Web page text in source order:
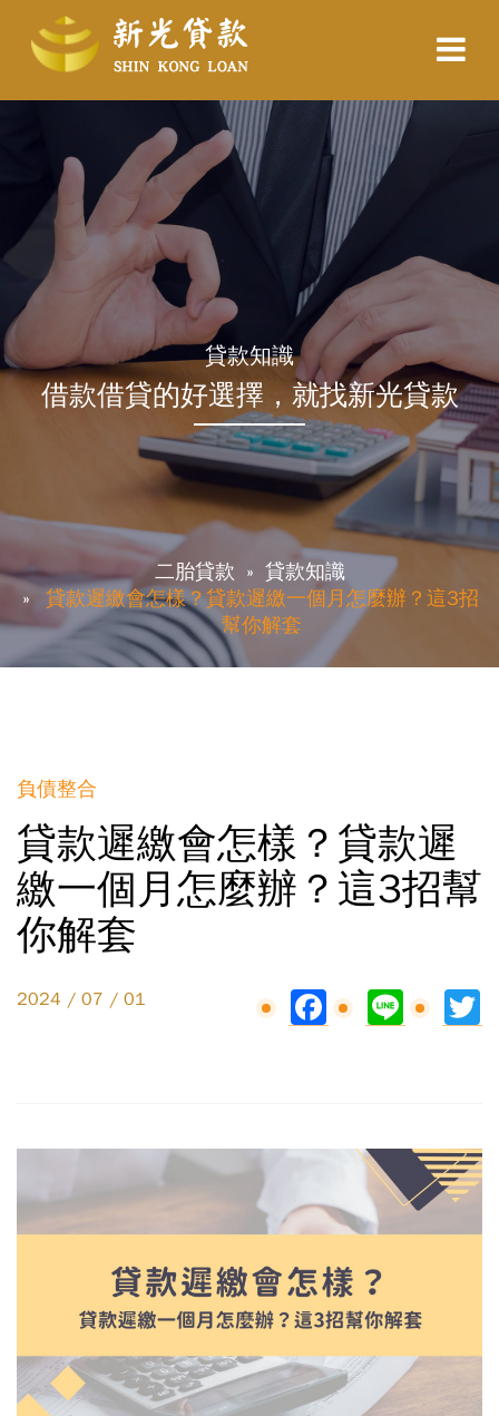
貸款知識
借款借貸的好選擇，就找新光貸款
二胎貸款
貸款知識
貸款遲繳會怎樣？貸款遲繳一個月怎麼辦？這3招
幫你解套
負債整合
貸款遲繳會怎樣？貸款遲
繳一個月怎麼辦？這3招幫
你解套
2024 / 07 / 01 FacebookLine